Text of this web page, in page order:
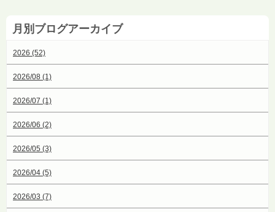
月別ブログアーカイブ
2026 (52)
2026/08 (1)
2026/07 (1)
2026/06 (2)
2026/05 (3)
2026/04 (5)
2026/03 (7)